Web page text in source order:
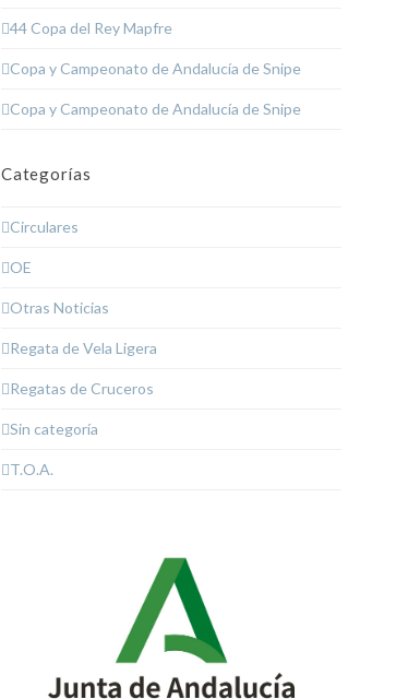
44 Copa del Rey Mapfre
Copa y Campeonato de Andalucía de Snipe
Copa y Campeonato de Andalucía de Snipe
Categorías
Circulares
OE
Otras Noticias
Regata de Vela Ligera
Regatas de Cruceros
Sin categoría
T.O.A.